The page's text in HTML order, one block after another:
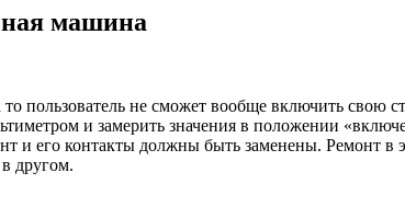
машина
пользователь не сможет вообще включить свою
и замерить значения в положении
и его контакты должны быть заменены. Ремонт в
другом.